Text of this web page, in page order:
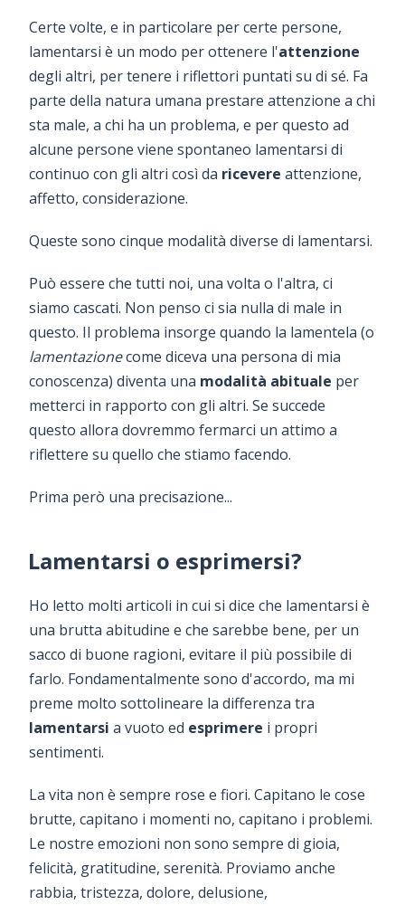
Certe volte, e in particolare per certe persone,
lamentarsi è un modo per ottenere l'attenzione
degli altri, per tenere i riflettori puntati su di sé. Fa
parte della natura umana prestare attenzione a chi
sta male, a chi ha un problema, e per questo ad
alcune persone viene spontaneo lamentarsi di
continuo con gli altri così da ricevere attenzione,
affetto, considerazione.
Queste sono cinque modalità diverse di lamentarsi.
Può essere che tutti noi, una volta o l'altra, ci
siamo cascati. Non penso ci sia nulla di male in
questo. Il problema insorge quando la lamentela (o
lamentazionecome diceva una persona di mia
conoscenza) diventa una modalità abituale per
metterci in rapporto con gli altri. Se succede
questo allora dovremmo fermarci un attimo a
riflettere su quello che stiamo facendo.
Prima però una precisazione...
Lamentarsi o esprimersi?
Ho letto molti articoli in cui si dice che lamentarsi è
una brutta abitudine e che sarebbe bene, per un
sacco di buone ragioni, evitare il più possibile di
farlo. Fondamentalmente sono d'accordo, ma mi
preme molto sottolineare la differenza tra
lamentarsi a vuoto ed esprimere i propri
sentimenti.
La vita non è sempre rose e fiori. Capitano le cose
brutte, capitano i momenti no, capitano i problemi.
Le nostre emozioni non sono sempre di gioia,
felicità, gratitudine, serenità. Proviamo anche
rabbia, tristezza, dolore, delusione,